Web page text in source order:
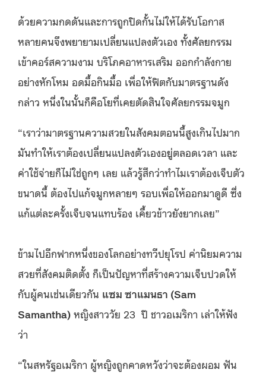
ด้วยความกดดันและการถูกปิดกั้นไม่ให้ได้รับโอกาส
หลายคนจึงพยายามเปลี่ยนแปลงตัวเอง ทั้งศัลยกรรม
เข้าคอร์สความงาม บริโภคอาหารเสริม ออกกำลังกาย
อย่างหักโหม อดมื้อกินมื้อ เพื่อให้ฟิตกับมาตรฐานดัง
กล่าว หนึ่งในนั้นก็คือโยที่เคยตัดสินใจศัลยกรรมจมูก
“เราว่ามาตรฐานความสวยในสังคมตอนนี้สูงเกินไปมาก
มันทำให้เราต้องเปลี่ยนแปลงตัวเองอยู่ตลอดเวลา และ
ค่าใช้จ่ายก็ไม่ใช่ถูกๆ เลย แล้วรู้สึกว่าทำไมเราต้องเจ็บตัว
ขนาดนี้ ต้องไปแก้จมูกหลายๆ รอบเพื่อให้ออกมาดูดี ซึ่ง
แก้แต่ละครั้งเจ็บจนแทบร้อง เคี้ยวข้าวยังยากเลย”
ข้ามไปอีกฟากหนึ่งของโลกอย่างทวีปยุโรป ค่านิยมความ
สวยที่สังคมติดตั้ง ก็เป็นปัญหาที่สร้างความเจ็บปวดให้
กับผู้คนเช่นเดียวกัน แซม ซาแมนธา (Sam
Samantha) หญิงสาววัย 23 ปี ชาวอเมริกา เล่าให้ฟัง
ว่า
“ในสหรัฐอเมริกา ผู้หญิงถูกคาดหวังว่าจะต้องผอม ฟัน